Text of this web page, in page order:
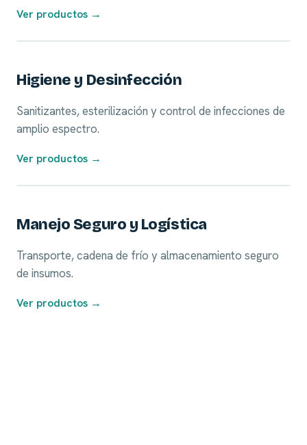
Ver productos →
Higiene y Desinfección
Sanitizantes, esterilización y control de infecciones de
amplio espectro.
Ver productos →
Manejo Seguro y Logística
Transporte, cadena de frío y almacenamiento seguro
de insumos.
Ver productos →